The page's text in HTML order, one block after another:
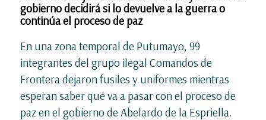
gobierno decidirá si lo devuelve a la guerra o
continúa el proceso de paz
En una zona temporal de Putumayo, 99
integrantes del grupo ilegal Comandos de
Frontera dejaron fusiles y uniformes mientras
esperan saber qué va a pasar con el proceso de
paz en el gobierno de Abelardo de la Espriella.